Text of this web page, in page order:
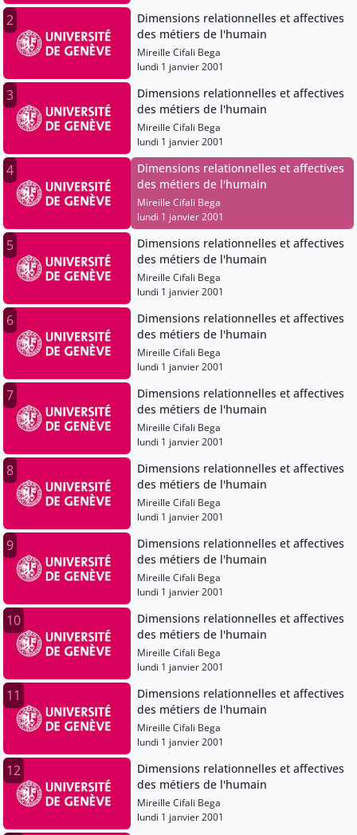
2
Dimensions relationnelles et affectives
des métiers de l'humain
Mireille Cifali Bega
lundi 1 janvier 2001
3
Dimensions relationnelles et affectives
des métiers de l'humain
Mireille Cifali Bega
lundi 1 janvier 2001
4
Dimensions relationnelles et affectives
des métiers de l'humain
Mireille Cifali Bega
lundi 1 janvier 2001
5
Dimensions relationnelles et affectives
des métiers de l'humain
Mireille Cifali Bega
lundi 1 janvier 2001
6
Dimensions relationnelles et affectives
des métiers de l'humain
Mireille Cifali Bega
lundi 1 janvier 2001
7
Dimensions relationnelles et affectives
des métiers de l'humain
Mireille Cifali Bega
lundi 1 janvier 2001
8
Dimensions relationnelles et affectives
des métiers de l'humain
Mireille Cifali Bega
lundi 1 janvier 2001
9
Dimensions relationnelles et affectives
des métiers de l'humain
Mireille Cifali Bega
lundi 1 janvier 2001
10
Dimensions relationnelles et affectives
des métiers de l'humain
Mireille Cifali Bega
lundi 1 janvier 2001
11
Dimensions relationnelles et affectives
des métiers de l'humain
Mireille Cifali Bega
lundi 1 janvier 2001
12
Dimensions relationnelles et affectives
des métiers de l'humain
Mireille Cifali Bega
lundi 1 janvier 2001